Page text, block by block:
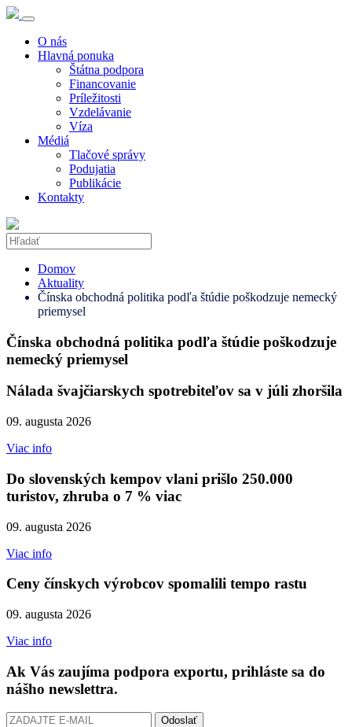
O nás
Hlavná ponuka
Štátna podpora
Financovanie
Príležitosti
Vzdelávanie
Víza
Médiá
Tlačové správy
Podujatia
Publikácie
Kontakty
Domov
Aktuality
Čínska obchodná politika podľa štúdie poškodzuje nemecký
priemysel
Čínska obchodná politika podľa štúdie poškodzuje
nemecký priemysel
Nálada švajčiarskych spotrebiteľov sa v júli zhoršila
09. augusta 2026
Viac info
Do slovenských kempov vlani prišlo 250.000
turistov, zhruba o 7 % viac
09. augusta 2026
Viac info
Ceny čínskych výrobcov spomalili tempo rastu
09. augusta 2026
Viac info
Ak Vás zaujíma podpora exportu, prihláste sa do
nášho newslettra.
Odoslať